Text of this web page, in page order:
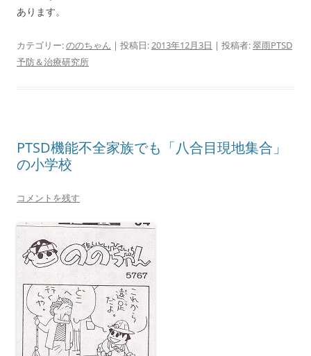
あります。
カテゴリー:ののちゃん | 投稿日:2013年12月3日 | 投稿者:翠雨PTSD
予防＆治療研究所
PTSD機能不全家族でも「八合目現地集合」
の小学校
コメントを残す